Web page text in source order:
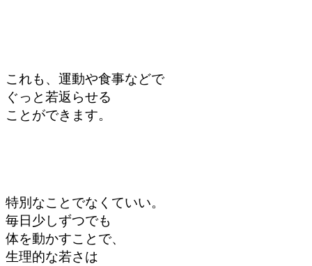
これも、運動や食事などで
ぐっと若返らせる
ことができます。
特別なことでなくていい。
毎日少しずつでも
体を動かすことで、
生理的な若さは